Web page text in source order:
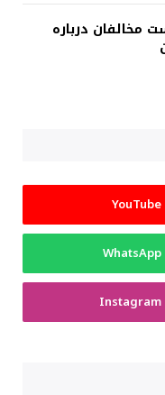
مخالفان درباره
YouTube
WhatsApp
Instagram